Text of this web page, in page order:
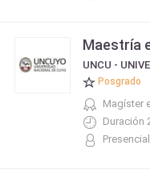
Maestría
Posgrado
Magíster
Duración
Presencial